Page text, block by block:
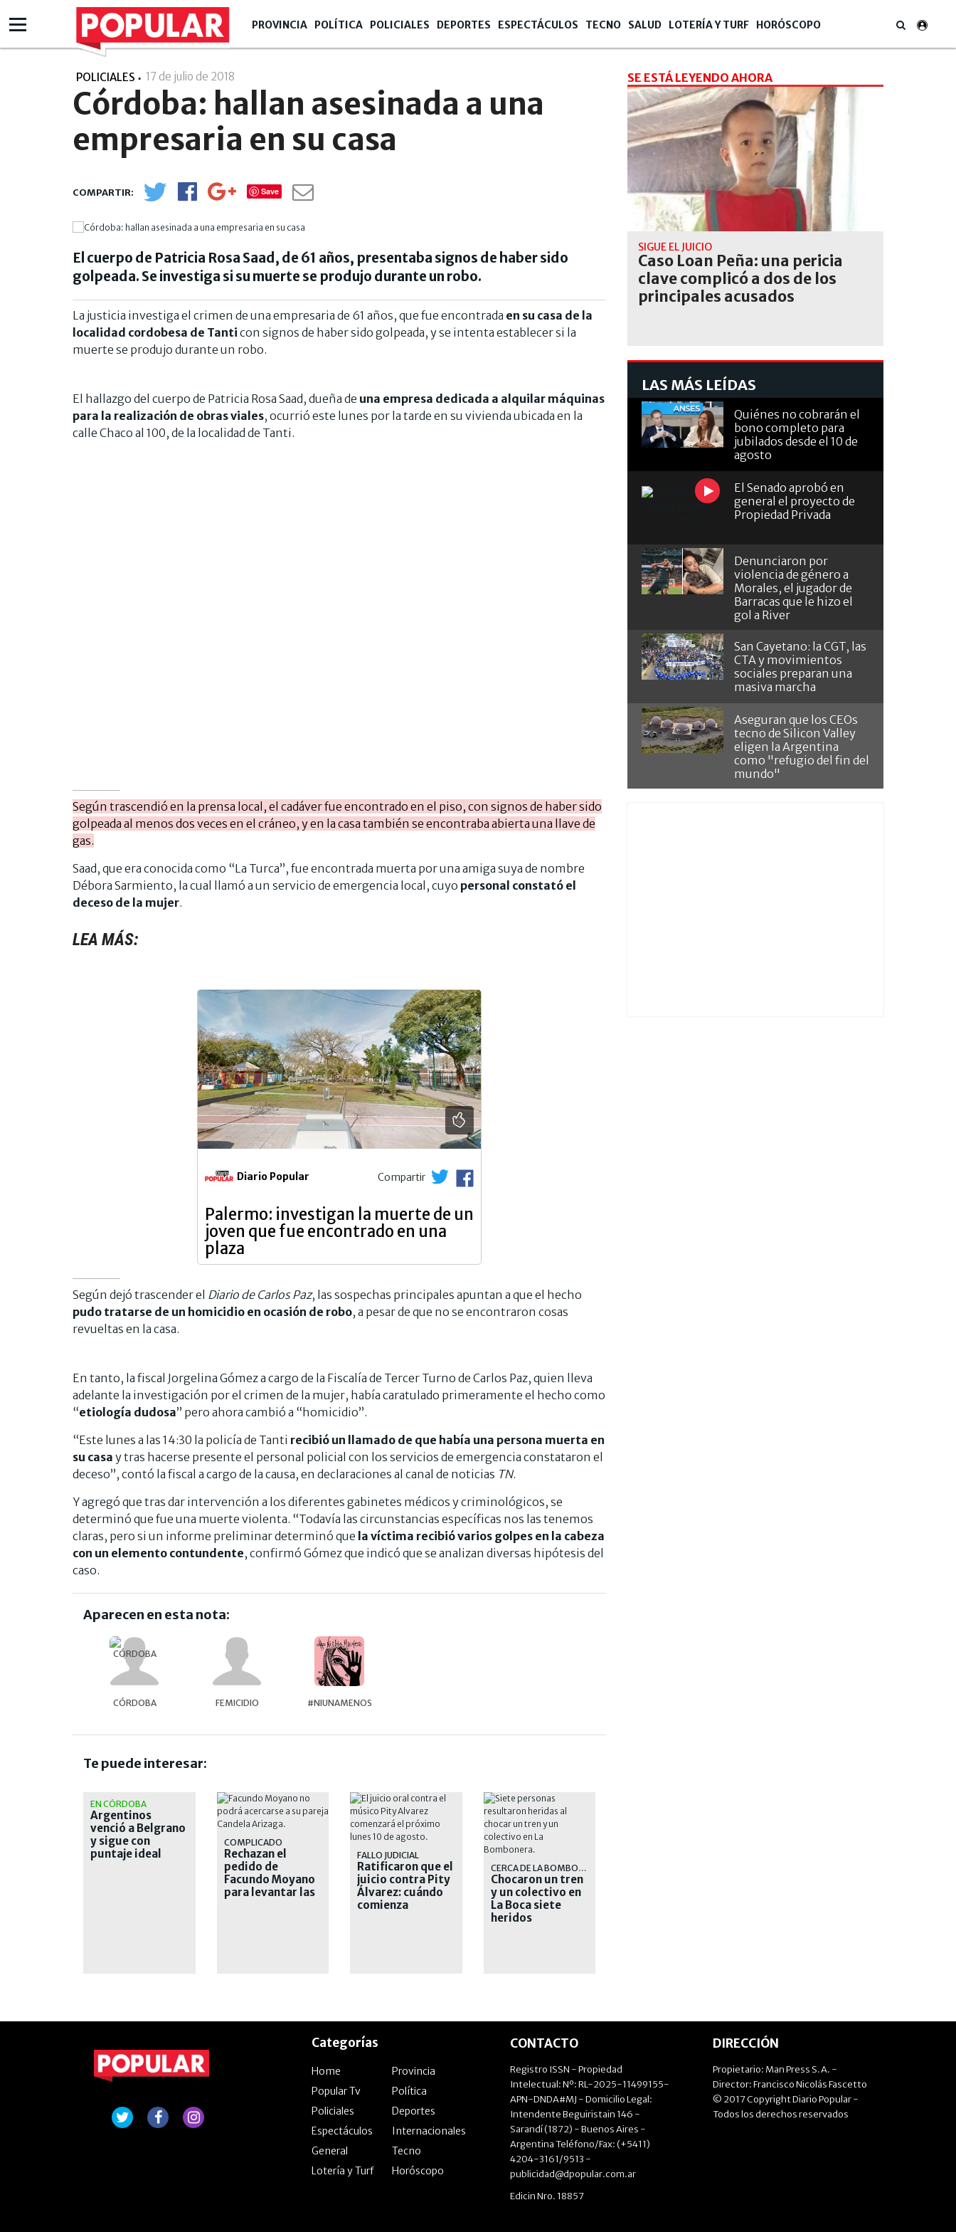
PROVINCIA POLÍTICA POLICIALES DEPORTES ESPECTÁCULOS TECNO SALUD LOTERÍA Y TURF HORÓSCOPO
POLICIALES 17 de julio de 2018
Córdoba: hallan asesinada a una
empresaria en su casa
Save
El cuerpo de Patricia Rosa Saad, de 61 años, presentaba signos de haber sido
golpeada. Se investiga si su muerte se produjo durante un robo.
La justicia investiga el crimen de una empresaria de 61 años, que fue encontrada en su casa de la
localidad cordobesa de Tanti con signos de haber sido golpeada, y se intenta establecer si la
muerte se produjo durante un robo.
El hallazgo del cuerpo de Patricia Rosa Saad, dueña de una empresa dedicada a alquilar máquinas
para la realización de obras viales, ocurrió este lunes por la tarde en su vivienda ubicada en la
calle Chaco al 100, de la localidad de Tanti.
Según trascendió en la prensa local, el cadáver fue encontrado en el piso, con signos de haber sido
golpeada al menos dos veces en el cráneo, y en la casa también se encontraba abierta una llave de
gas.
Saad, que era conocida como “La Turca”, fue encontrada muerta por una amiga suya de nombre
Débora Sarmiento, la cual llamó a un servicio de emergencia local, cuyo personal constató el
deceso de la mujer.
LEA MÁS:
Diario Popular Compartir
Palermo: investigan la muerte de un
joven que fue encontrado en una
plaza
Según dejó trascender el Diario de Carlos Paz, las sospechas principales apuntan a que el hecho
pudo tratarse de un homicidio en ocasión de robo, a pesar de que no se encontraron cosas
revueltas en la casa.
En tanto, la fiscal Jorgelina Gómez a cargo de la Fiscalía de Tercer Turno de Carlos Paz, quien lleva
adelante la investigación por el crimen de la mujer, había caratulado primeramente el hecho como
“etiología dudosa” pero ahora cambió a “homicidio”.
“Este lunes a las 14:30 la policía de Tanti recibió un llamado de que había una persona muerta en
su casa y tras hacerse presente el personal policial con los servicios de emergencia constataron el
deceso”, contó la fiscal a cargo de la causa, en declaraciones al canal de noticias TN.
Y agregó que tras dar intervención a los diferentes gabinetes médicos y criminológicos, se
determinó que fue una muerte violenta. “Todavía las circunstancias específicas nos las tenemos
claras, pero si un informe preliminar determinó que la víctima recibió varios golpes en la cabeza
con un elemento contundente, confirmó Gómez que indicó que se analizan diversas hipótesis del
caso.
Aparecen en esta nota:
CÓRDOBA FEMICIDIO #NIUNAMENOS
Te puede interesar:
EN CÓRDOBA
Argentinos
venció a Belgrano
y sigue con
puntaje ideal
COMPLICADO
Rechazan el
pedido de
Facundo Moyano
para levantar las
FALLO JUDICIAL
Ratificaron que el
juicio contra Pity
Álvarez: cuándo
comienza
CERCA DE LA BOMBONERA
Chocaron un tren
y un colectivo en
La Boca siete
heridos
SE ESTÁ LEYENDO AHORA
SIGUE EL JUICIO
Caso Loan Peña: una pericia
clave complicó a dos de los
principales acusados
LAS MÁS LEÍDAS
Quiénes no cobrarán el
bono completo para
jubilados desde el 10 de
agosto
El Senado aprobó en
general el proyecto de
Propiedad Privada
Denunciaron por
violencia de género a
Morales, el jugador de
Barracas que le hizo el
gol a River
San Cayetano: la CGT, las
CTA y movimientos
sociales preparan una
masiva marcha
Aseguran que los CEOs
tecno de Silicon Valley
eligen la Argentina
como "refugio del fin del
mundo"
Categorías
Home
Provincia
Popular Tv
Política
Policiales
Deportes
Espectáculos
Internacionales
General
Tecno
Lotería y Turf
Horóscopo
CONTACTO
Registro ISSN - Propiedad
Intelectual: Nº: RL-2025-11499155-
APN-DNDA#MJ - Domicilio Legal:
Intendente Beguiristain 146 -
Sarandí (1872) - Buenos Aires -
Argentina Teléfono/Fax: (+5411)
4204-3161/9513 -
publicidad@dpopular.com.ar
Edicin Nro. 18857
DIRECCIÓN
Propietario: Man Press S.A. -
Director: Francisco Nicolás Fascetto
© 2017 Copyright Diario Popular -
Todos los derechos reservados